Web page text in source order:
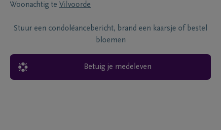
Woonachtig te Vilvoorde
Stuur een condoléancebericht, brand een kaarsje of bestel
bloemen
Betuig je medeleven